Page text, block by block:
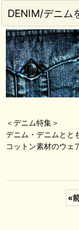
DENIM/デニム
＜デニム特集＞
デニム・デニムとと
コットン素材のウェ
«